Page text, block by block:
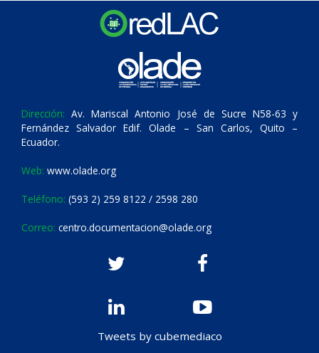
Dirección: Av. Mariscal Antonio José de Sucre N58-63 y
Fernández Salvador Edif. Olade – San Carlos, Quito –
Ecuador.
Web: www.olade.org
Teléfono: (593 2) 259 8122 / 2598 280
Correo: centro.documentacion@olade.org
Tweets by cubemediaco